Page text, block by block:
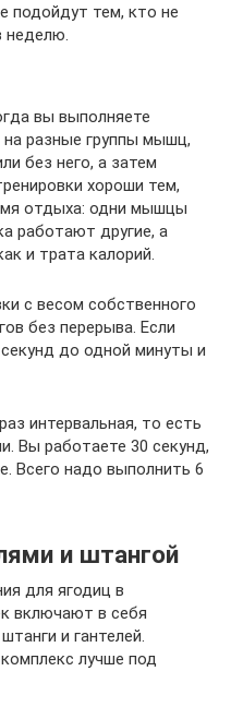
подойдут тем, кто не
неделю.
вы выполняете
разные группы мышц,
без него, а затем
хороши тем,
отдыха: одни мышцы
работают другие, а
и трата калорий.
с весом собственного
без перерыва. Если
до одной минуты и
интервальная, то есть
Вы работаете 30 секунд,
Всего надо выполнить 6
и штангой
для ягодиц в
включают в себя
и гантелей.
лучше под